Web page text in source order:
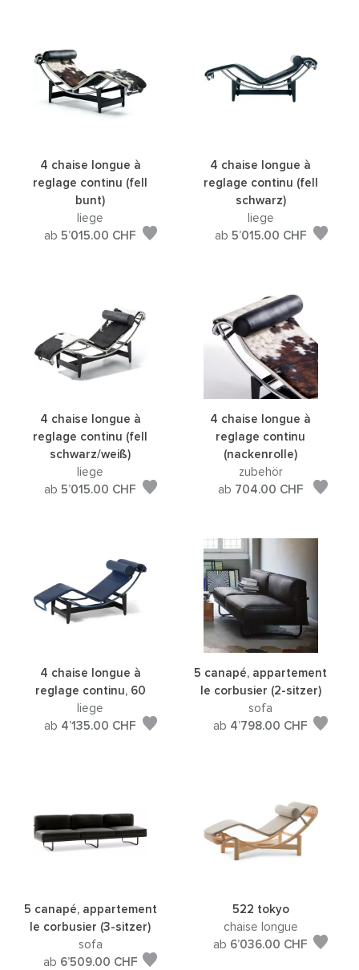
4 chaise longue à
reglage continu (fell
bunt)
liege
ab 5’015.00 CHF
4 chaise longue à
reglage continu (fell
schwarz)
liege
ab 5’015.00 CHF
4 chaise longue à
reglage continu (fell
schwarz/weiß)
liege
ab 5’015.00 CHF
4 chaise longue à
reglage continu
(nackenrolle)
zubehör
ab 704.00 CHF
4 chaise longue à
reglage continu, 60
liege
ab 4’135.00 CHF
5 canapé, appartement
le corbusier (2-sitzer)
sofa
ab 4’798.00 CHF
5 canapé, appartement
le corbusier (3-sitzer)
sofa
ab 6’509.00 CHF
522 tokyo
chaise longue
ab 6’036.00 CHF